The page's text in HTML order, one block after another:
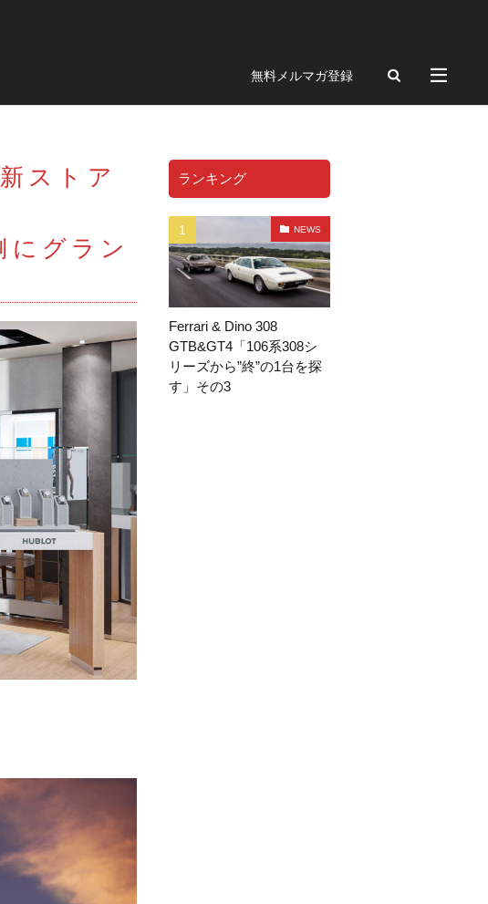
無料メルマガ登録
ストア
グラン
ランキング
NEWS
Ferrari & Dino 308
GTB&GT4「106系308シ
リーズから”終”の1台を探
す」その3
F50 F512M 348GTB
dino
125S
12CLINDRI SPIDER
F1日本GP
ショールーム FRD
秋冬コレクション
ー スーパーカー
レール SCUDERIA FERRARI
ベッド ligneroset
通巻150号 FERRARI F50
CORUM
Red Dot
NISHIYAMA Wellendorff
Ligne Roset
LaurentFerrier